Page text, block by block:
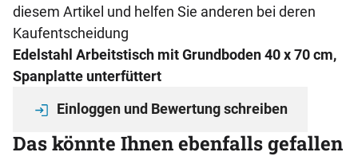
diesem Artikel und helfen Sie anderen bei deren
Kaufentscheidung
Edelstahl Arbeitstisch mit Grundboden 40 x 70 cm,
Spanplatte unterfüttert
Einloggen und Bewertung schreiben
Das könnte Ihnen ebenfalls gefallen